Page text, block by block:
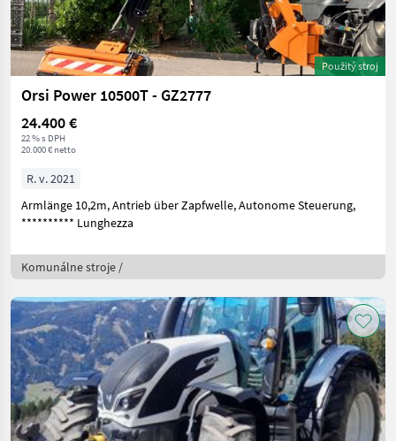
Použitý stroj
Orsi Power 10500T - GZ2777
24.400 €
22 % s DPH
20.000 € netto
R. v. 2021
Armlänge 10,2m, Antrieb über Zapfwelle, Autonome Steuerung,
********** Lunghezza
Komunálne stroje /